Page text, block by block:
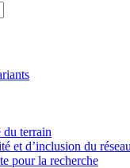
du terrain
et d’inclusion du
pour la recherche